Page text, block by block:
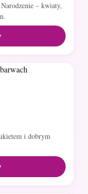
– kwiaty,
i dobrym